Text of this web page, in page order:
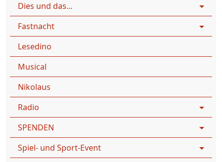
Dies und das...
Fastnacht
Lesedino
Musical
Nikolaus
Radio
SPENDEN
Spiel- und Sport-Event